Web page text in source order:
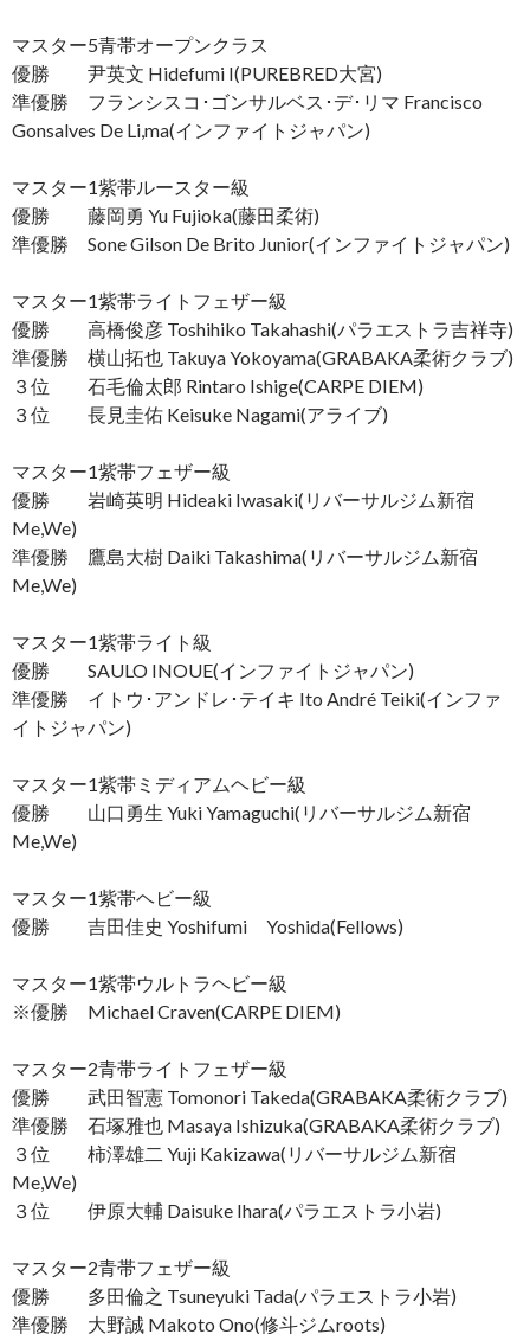
マスター5青帯オープンクラス
優勝 尹英文 Hidefumi I(PUREBRED大宮)
準優勝 フランシスコ･ゴンサルベス･デ･リマ Francisco
Gonsalves De Li,ma(インファイトジャパン)
マスター1紫帯ルースター級
優勝 藤岡勇 Yu Fujioka(藤田柔術)
準優勝 Sone Gilson De Brito Junior(インファイトジャパン)
マスター1紫帯ライトフェザー級
優勝 高橋俊彦 Toshihiko Takahashi(パラエストラ吉祥寺)
準優勝 横山拓也 Takuya Yokoyama(GRABAKA柔術クラブ)
３位 石毛倫太郎 Rintaro Ishige(CARPE DIEM)
３位 長見圭佑 Keisuke Nagami(アライブ)
マスター1紫帯フェザー級
優勝 岩崎英明 Hideaki Iwasaki(リバーサルジム新宿
Me,We)
準優勝 鷹島大樹 Daiki Takashima(リバーサルジム新宿
Me,We)
マスター1紫帯ライト級
優勝 SAULO INOUE(インファイトジャパン)
準優勝 イトウ･アンドレ･テイキ Ito André Teiki(インファ
イトジャパン)
マスター1紫帯ミディアムヘビー級
優勝 山口勇生 Yuki Yamaguchi(リバーサルジム新宿
Me,We)
マスター1紫帯ヘビー級
優勝 吉田佳史 Yoshifumi Yoshida(Fellows)
マスター1紫帯ウルトラヘビー級
※優勝 Michael Craven(CARPE DIEM)
マスター2青帯ライトフェザー級
優勝 武田智憲 Tomonori Takeda(GRABAKA柔術クラブ)
準優勝 石塚雅也 Masaya Ishizuka(GRABAKA柔術クラブ)
３位 柿澤雄二 Yuji Kakizawa(リバーサルジム新宿
Me,We)
３位 伊原大輔 Daisuke Ihara(パラエストラ小岩)
マスター2青帯フェザー級
優勝 多田倫之 Tsuneyuki Tada(パラエストラ小岩)
準優勝 大野誠 Makoto Ono(修斗ジムroots)